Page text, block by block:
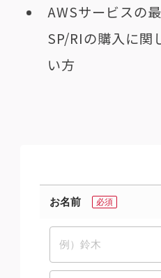
AWSサービスの
SP/RIの購入に関
い方